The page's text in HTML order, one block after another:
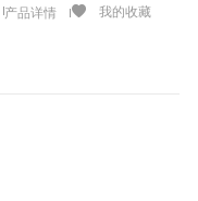
产品详情 我的收藏
频生成